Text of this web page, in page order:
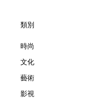
子，以及訴說時間的珠寶
大主題展區，彰顯世家
級鐘錶大賞（Grand Prix
擁而吻。雙逆跳機芯精準
象概念，而是心跳的律動
Lady Arpels Bal des
類別
時尚
文化
藝術
影視